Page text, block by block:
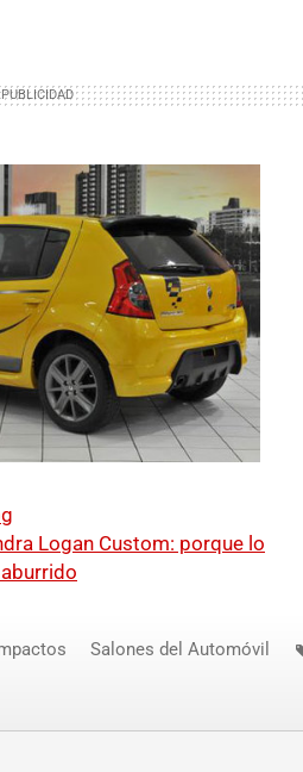
Logan Custom: porque lo
Salones del Automóvil